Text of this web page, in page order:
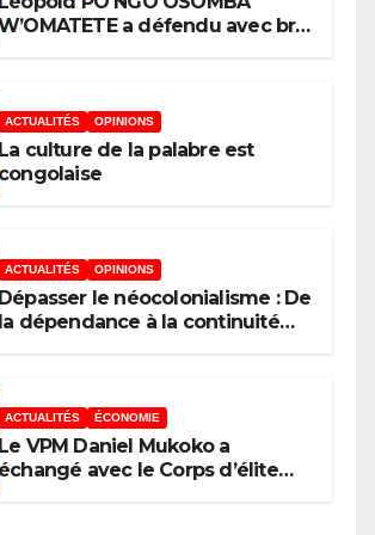
a défendu avec brio
sociaux de base dans la Ville
Province de Kinshasa », devant
le jury conduit par le Prof. Mabi
ACTUALITÉS OPINIONS
La culture de la palabre est
congolaise
ACTUALITÉS OPINIONS
Dépasser le néocolonialisme : De
la dépendance à la continuité
ACTUALITÉS ÉCONOMIE
Le VPM Daniel Mukoko a
échangé avec le Corps d’élite